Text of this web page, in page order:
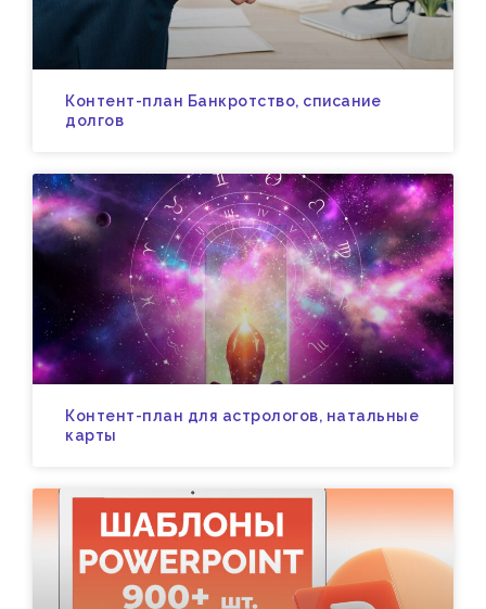
Контент-план Банкротство, списание
долгов
Контент-план для астрологов, натальные
карты